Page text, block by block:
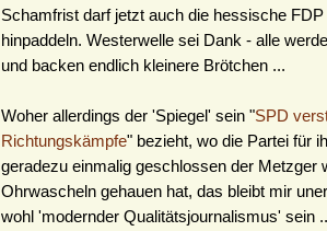
Schamfrist darf jetzt auch die hessische
hinpaddeln. Westerwelle sei Dank - alle
und backen endlich kleinere Brötchen ...
Woher allerdings der 'Spiegel' sein "SPD
Richtungskämpfe" bezieht, wo die Partei für
geradezu einmalig geschlossen der Metzger
Ohrwascheln gehauen hat, das bleibt mir
wohl 'modernder Qualitätsjournalismus' sein